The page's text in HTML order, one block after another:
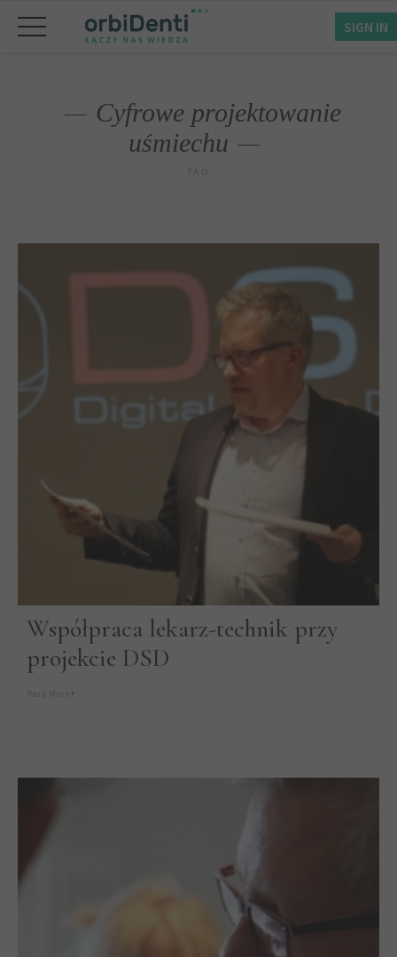
SIGN IN
Cyfrowe projektowanie
uśmiechu
TAG
Współpraca lekarz-technik przy
projekcie DSD